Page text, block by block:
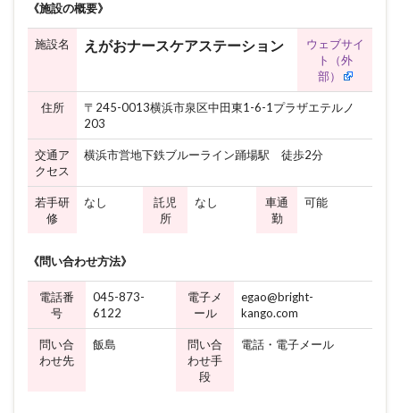
《施設の概要》
施設名 えがおナースケアステーション
ウェブサイ
ト（外
部）
住所
〒245-0013横浜市泉区中田東1-6-1プラザエテルノ
203
交通ア
クセス
横浜市営地下鉄ブルーライン踊場駅 徒歩2分
若手研
修
なし
託児
所
なし
車通
勤
可能
《問い合わせ方法》
電話番
号
045-873-
6122
電子メ
ール
egao@bright-
kango.com
問い合
わせ先
飯島
問い合
わせ手
段
電話・電子メール